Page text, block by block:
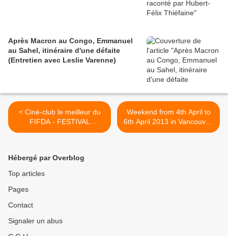
Après Macron au Congo, Emmanuel
au Sahel, itinéraire d'une défaite
(Entretien avec Leslie Varenne)
< Ciné-club le meilleur du
FIFDA - FESTIVAL
INTERNATIONAL DES
avril 2013 à 20h30
Projection du film :
L’AMÉRIQUE EN UNE
Weekend from 4th April to
6th April 2013 in Vancouver,
British Columbia! Vancouver
Hébergé par Overblog
Top articles
Pages
Contact
Signaler un abus